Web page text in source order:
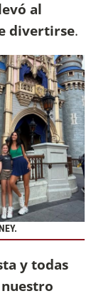
al
divertirse.
y todas